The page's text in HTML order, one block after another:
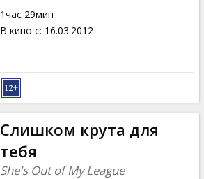
1час 29мин
В кино с: 16.03.2012
Слишком крута для
тебя
She's Out of My League